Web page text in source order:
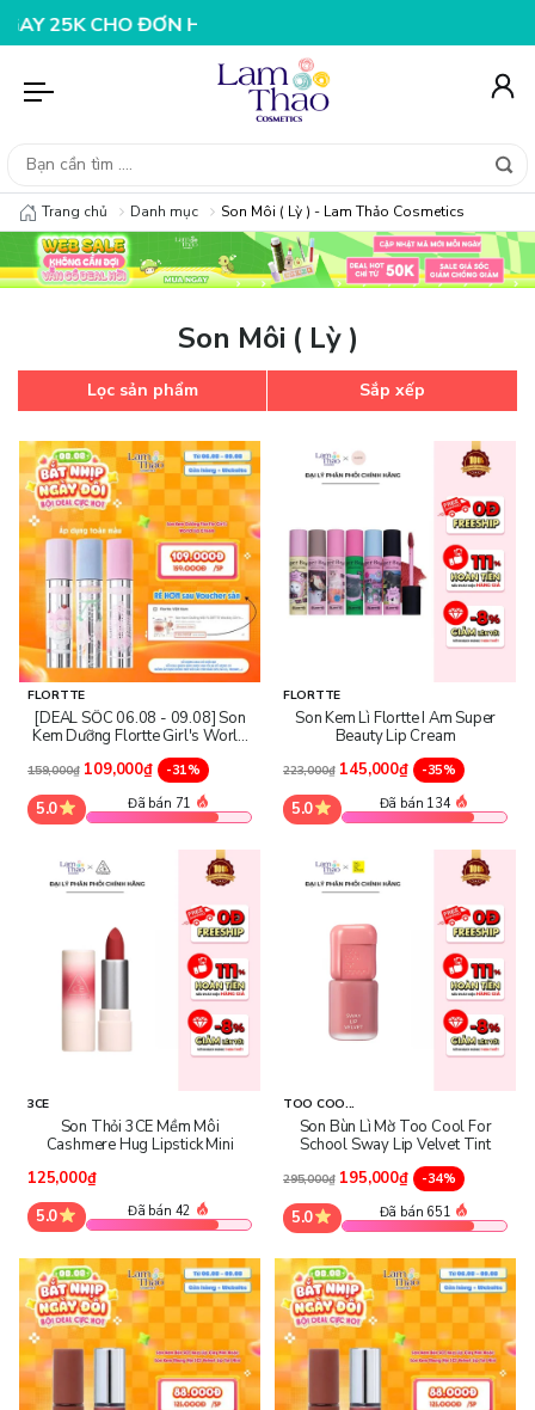
ĐƠN HÀNG 199K NHẬP MÃ T08FS25K - GIẢM NGAY
Trang chủ Danh mục Son Môi ( Lỳ ) - Lam Thảo Cosmetics
Son Môi ( Lỳ )
Lọc sản phẩm Sắp xếp
FLORTTE
[DEAL SỐC 06.08 - 09.08] Son
Kem Dưỡng Flortte Girl's World
Lip Cream
159,000₫ 109,000₫ -31%
5.0 Đã bán 71
FLORTTE
Son Kem Lì Flortte I Am Super
Beauty Lip Cream
223,000₫ 145,000₫ -35%
5.0 Đã bán 134
3CE
Son Thỏi 3CE Mềm Môi
Cashmere Hug Lipstick Mini
125,000₫
5.0
Đã bán 42
TOO COO...
Son Bùn Lì Mờ Too Cool For
School Sway Lip Velvet Tint
295,000₫ 195,000₫ -34%
5.0 Đã bán 651